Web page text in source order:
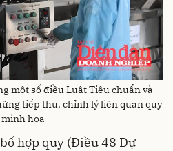
một số điều Luật Tiêu chuẩn và
tiếp thu, chỉnh lý liên quan quy
họa
hợp quy (Điều 48 Dự